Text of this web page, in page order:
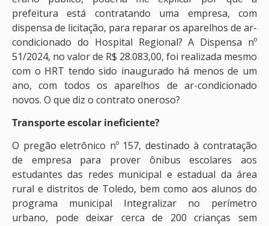
prefeitura está contratando uma empresa, com
dispensa de licitação, para reparar os aparelhos de ar-
condicionado do Hospital Regional? A Dispensa nº
51/2024, no valor de R$ 28.083,00, foi realizada mesmo
com o HRT tendo sido inaugurado há menos de um
ano, com todos os aparelhos de ar-condicionado
novos. O que diz o contrato oneroso?
Transporte escolar ineficiente?
O pregão eletrônico nº 157, destinado à contratação
de empresa para prover ônibus escolares aos
estudantes das redes municipal e estadual da área
rural e distritos de Toledo, bem como aos alunos do
programa municipal Integralizar no perímetro
urbano, pode deixar cerca de 200 crianças sem